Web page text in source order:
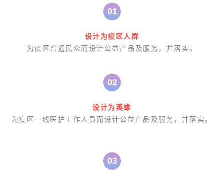
01
设计为疫区人群
为疫区普通民众而设计公益产品及服务，并落实。
02
设计为英雄
为疫区一线医护工作人员而设计公益产品及服务，并落实。
03